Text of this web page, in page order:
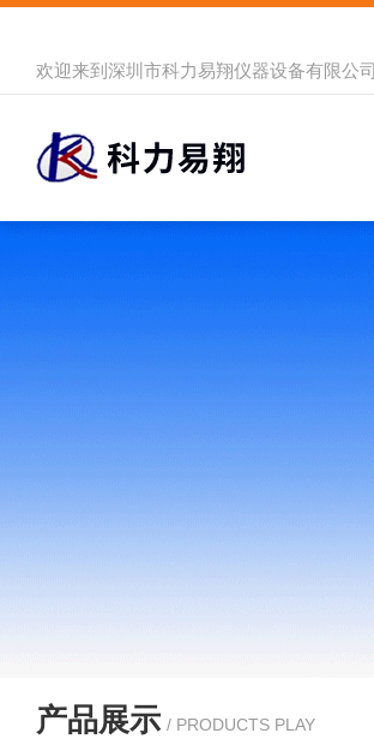
欢迎来到 深圳市科力易翔仪器设备有限公司
产品展示 / PRODUCTS PLAY